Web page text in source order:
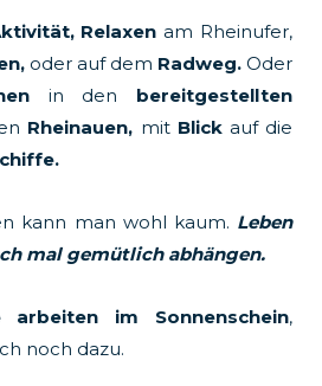
Relaxen am Rheinufer,
oder auf dem Radweg. Oder
in den bereitgestellten
Rheinauen, mit Blickauf die
kann man wohl kaum. Leben
mal gemütlich abhängen.
arbeiten im Sonnenschein,
noch dazu.